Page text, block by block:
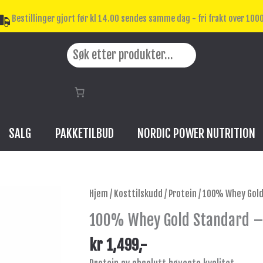
Bestillinger gjort før kl 14.00 sendes samme dag - fri frakt over
SALG PAKKETILBUD NORDIC POWER NUTRITION
Hjem / Kosttilskudd / Protein / 100% Whey
100% Whey Gold Standard
kr1,499,-
100%
Gold
Standard
-